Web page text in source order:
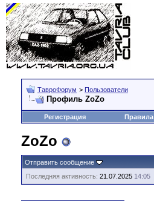
ТавроФорум > Пользователи
Профиль ZoZo
Регистрация Правила
ZoZo
Отправить сообщение
Последняя активность: 21.07.2025 14:05